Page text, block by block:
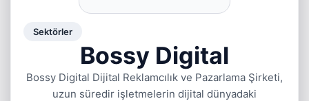
Sektörler
Bossy Digital
Bossy Digital Dijital Reklamcılık ve Pazarlama Şirketi,
uzun süredir işletmelerin dijital dünyadaki